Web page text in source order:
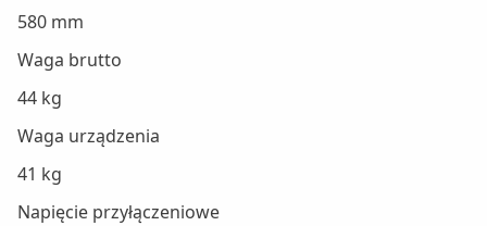
580 mm
Waga brutto
44 kg
Waga urządzenia
41 kg
Napięcie przyłączeniowe